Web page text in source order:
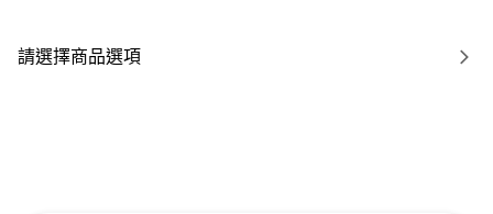
請選擇商品選項